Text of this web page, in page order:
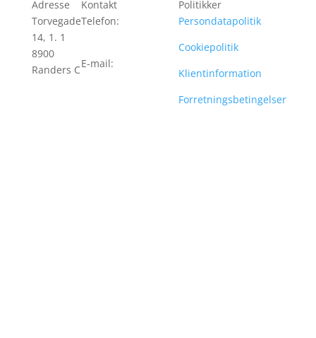
Adresse
Torvegade
14, 1. 1
8900
Randers C
Kontakt
Telefon:
E-mail:
Politikker
Persondatapolitik
Cookiepolitik
Klientinformation
Forretningsbetingelser